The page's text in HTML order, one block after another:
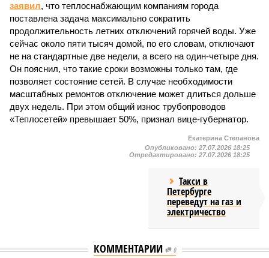
заявил, что теплоснабжающим компаниям города
поставлена задача максимально сократить
продолжительность летних отключений горячей воды. Уже
сейчас около пяти тысяч домой, по его словам, отключают
не на стандартные две недели, а всего на один-четыре дня.
Он пояснил, что такие сроки возможны только там, где
позволяет состояние сетей. В случае необходимости
масштабных ремонтов отключение может длиться дольше
двух недель. При этом общий износ трубопроводов
«Теплосетей» превышает 50%, признал вице-губернатор.
Екатерина Степанова
Опубликовано: 27.07.2026 18:25
Отредактировано: 27.07.2026 18:25
Такси в
Петербурге
переведут на газ и
электричество
КОММЕНТАРИИ 0